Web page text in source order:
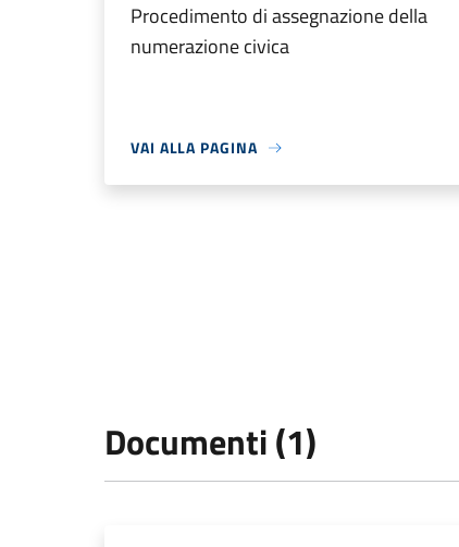
Procedimento di assegnazione della
numerazione civica
VAI ALLA PAGINA
Documenti (1)